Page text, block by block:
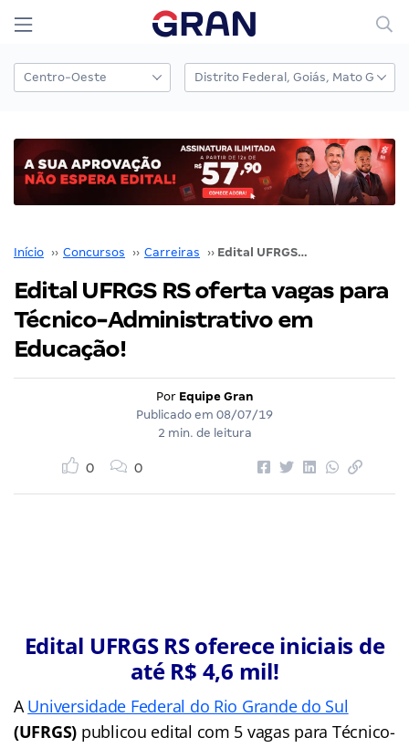
Início ›› Concursos ›› Carreiras ›› Edital UFRGS RS oferta vagas para Técnico-Administrativo em Educação!
Edital UFRGS RS oferta vagas para
Técnico-Administrativo em
Educação!
Por Equipe Gran
Publicado em 08/07/19
2 min. de leitura
0 0
Edital UFRGS RS oferece iniciais de
até R$ 4,6 mil!
AUniversidade Federal do Rio Grande do Sul
(UFRGS) publicou edital com 5 vagas para Técnico-